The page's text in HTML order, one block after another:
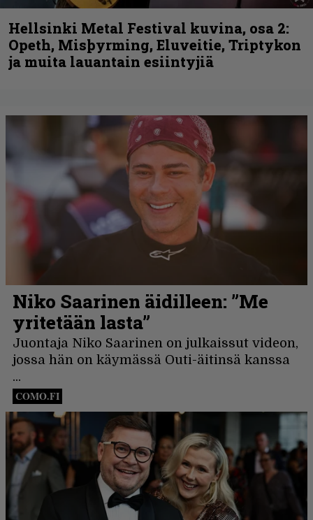
Hellsinki Metal Festival kuvina, osa 2:
Opeth, Misþyrming, Eluveitie, Triptykon
ja muita lauantain esiintyjiä